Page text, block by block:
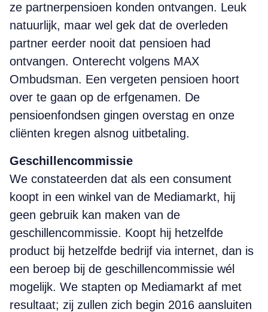
ze partnerpensioen konden ontvangen. Leuk
natuurlijk, maar wel gek dat de overleden
partner eerder nooit dat pensioen had
ontvangen. Onterecht volgens MAX
Ombudsman. Een vergeten pensioen hoort
over te gaan op de erfgenamen. De
pensioenfondsen gingen overstag en onze
cliënten kregen alsnog uitbetaling.
Geschillencommissie
We constateerden dat als een consument
koopt in een winkel van de Mediamarkt, hij
geen gebruik kan maken van de
geschillencommissie. Koopt hij hetzelfde
product bij hetzelfde bedrijf via internet, dan is
een beroep bij de geschillencommissie wél
mogelijk. We stapten op Mediamarkt af met
resultaat; zij zullen zich begin 2016 aansluiten